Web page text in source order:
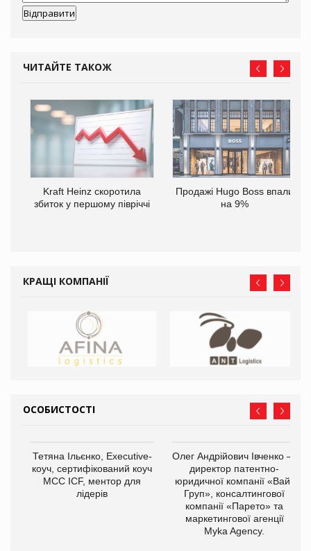
ЧИТАЙТЕ ТАКОЖ
Kraft Heinz скоротила
збиток у першому півріччі
Продажі Hugo Boss впали
на 9%
КРАЩІ КОМПАНІЇ
ОСОБИСТОСТІ
Тетяна Ільєнко, Executive-
коуч, сертифікований коуч
МСС ICF, ментор для
лідерів
Олег Андрійович Івченко —
директор патентно-
юридичної компанії «Вайз
Груп», консалтингової
компанії «Парето» та
маркетингової агенції
Myka Agency.